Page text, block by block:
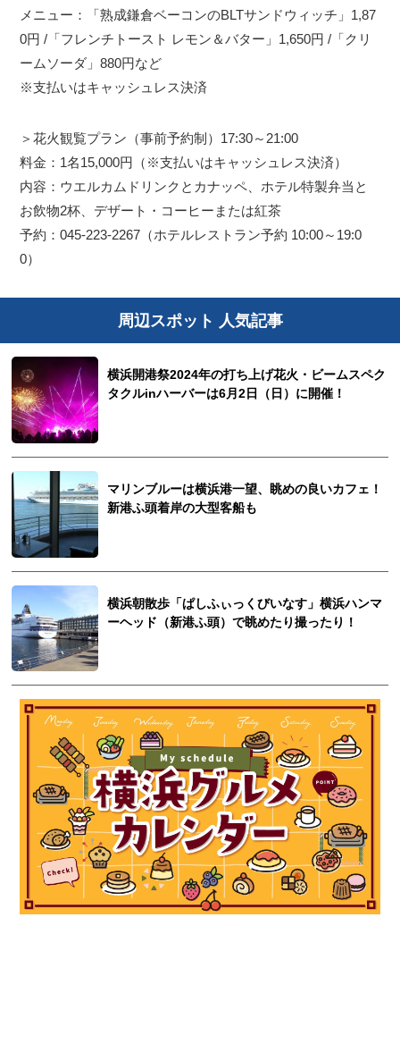
メニュー：「熟成鎌倉ベーコンのBLTサンドウィッチ」1,87
0円 /「フレンチトースト レモン＆バター」1,650円 /「クリ
ームソーダ」880円など
※支払いはキャッシュレス決済
＞花火観覧プラン（事前予約制）17:30～21:00
料金：1名15,000円（※支払いはキャッシュレス決済）
内容：ウエルカムドリンクとカナッペ、ホテル特製弁当と
お飲物2杯、デザート・コーヒーまたは紅茶
予約：045-223-2267（ホテルレストラン予約 10:00～19:0
0）
周辺スポット 人気記事
横浜開港祭2024年の打ち上げ花火・ビームスペク
タクルinハーバーは6月2日（日）に開催！
マリンブルーは横浜港一望、眺めの良いカフェ！
新港ふ頭着岸の大型客船も
横浜朝散歩「ぱしふぃっくびいなす」横浜ハンマ
ーヘッド（新港ふ頭）で眺めたり撮ったり！